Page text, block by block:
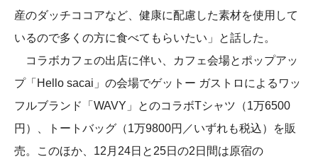
産のダッチココアなど、健康に配慮した素材を使用して
いるので多くの方に食べてもらいたい」と話した。
コラボカフェの出店に伴い、カフェ会場とポップアッ
プ「Hello sacai」の会場でゲットー ガストロによるワッ
フルブランド「WAVY」とのコラボTシャツ（1万6500
円）、トートバッグ（1万9800円／いずれも税込）を販
売。このほか、12月24日と25日の2日間は原宿の